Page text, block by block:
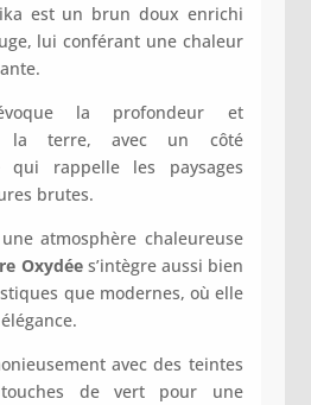
est un brun doux enrichi
lui conférant une chaleur
la profondeur et
la terre, avec un côté
qui rappelle les paysages
brutes.
atmosphère chaleureuse
Oxydées’intègre aussi bien
que modernes, où elle
avec des teintes
de vert pour une